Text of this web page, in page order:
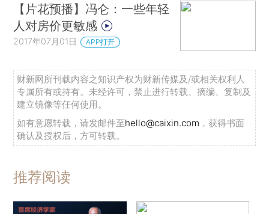
【片花预播】冯仑：一些年轻
人对房价更敏感
2017年07月01日 APP打开
财新网所刊载内容之知识产权为财新传媒及/或相关权利人
专属所有或持有。未经许可，禁止进行转载、摘编、复制及
建立镜像等任何使用。
如有意愿转载，请发邮件至hello@caixin.com ，获得书面
确认及授权后，方可转载。
推荐阅读